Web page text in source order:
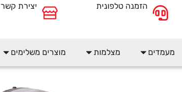
הזמנה טלפונית יצירת קשר
מעמדים מצלמות מוצרים משלימים